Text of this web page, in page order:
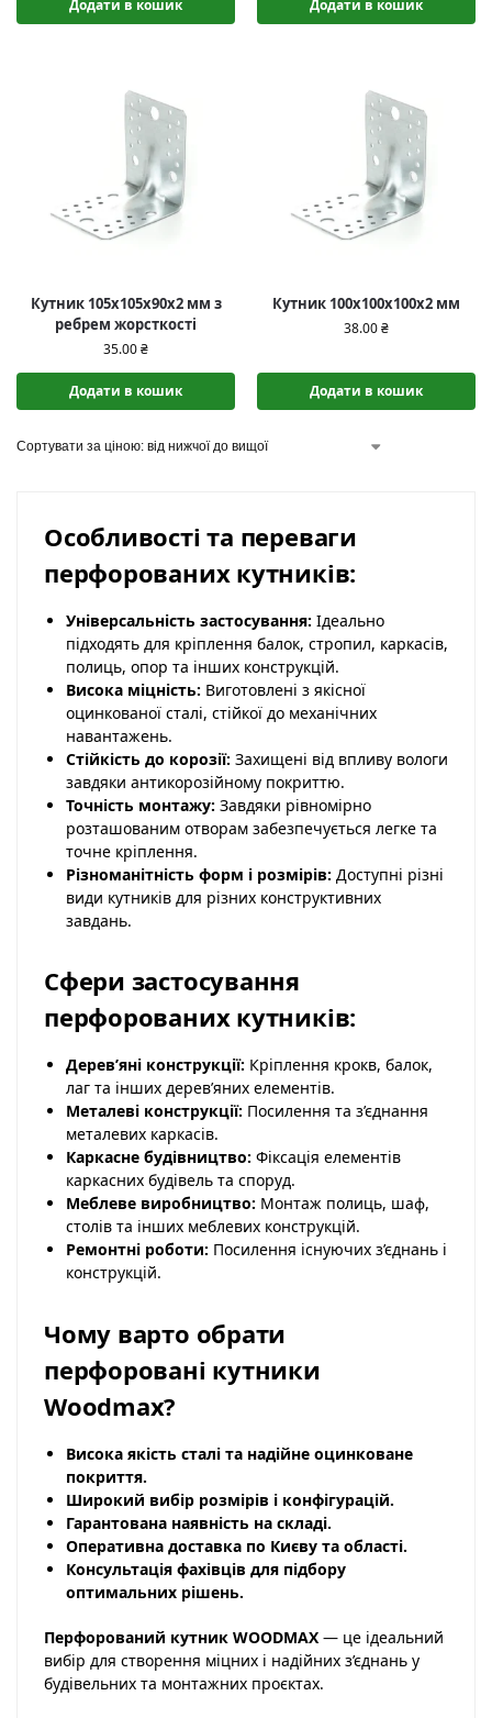
Додати в кошик Додати в кошик
Кутник 105x105x90x2 мм з
ребрем жорсткості
35.00₴
Додати в кошик
Кутник 100х100х100х2 мм
38.00₴
Додати в кошик
Особливості та переваги
перфорованих кутників:
Універсальність застосування: Ідеально
підходять для кріплення балок, стропил, каркасів,
полиць, опор та інших конструкцій.
Висока міцність: Виготовлені з якісної
оцинкованої сталі, стійкої до механічних
навантажень.
Стійкість до корозії: Захищені від впливу вологи
завдяки антикорозійному покриттю.
Точність монтажу: Завдяки рівномірно
розташованим отворам забезпечується легке та
точне кріплення.
Різноманітність форм і розмірів: Доступні різні
види кутників для різних конструктивних
завдань.
Сфери застосування
перфорованих кутників:
Дерев’яні конструкції: Кріплення крокв, балок,
лаг та інших дерев’яних елементів.
Металеві конструкції: Посилення та з’єднання
металевих каркасів.
Каркасне будівництво: Фіксація елементів
каркасних будівель та споруд.
Меблеве виробництво: Монтаж полиць, шаф,
столів та інших меблевих конструкцій.
Ремонтні роботи: Посилення існуючих з’єднань і
конструкцій.
Чому варто обрати
перфоровані кутники
Woodmax?
Висока якість сталі та надійне оцинковане
покриття.
Широкий вибір розмірів і конфігурацій.
Гарантована наявність на складі.
Оперативна доставка по Києву та області.
Консультація фахівців для підбору
оптимальних рішень.
Перфорований кутник WOODMAX — це ідеальний
вибір для створення міцних і надійних з’єднань у
будівельних та монтажних проєктах.